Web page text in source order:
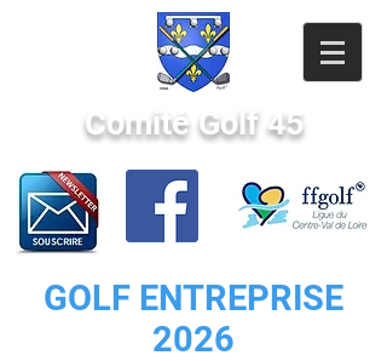
Comité Golf 45
GOLF ENTREPRISE
2026